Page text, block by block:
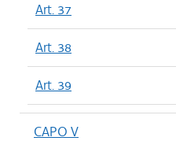
Art. 37
Art. 38
Art. 39
CAPO V